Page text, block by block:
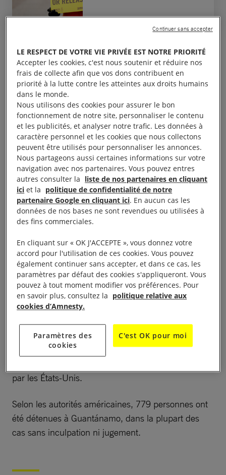
Les conditions de
détention
Les détenus sont coupés de tout contact extérieur et
leurs familles restent sans aucune nouvelle de leurs
proches. Les prisonniers y sont maintenus en
isolement prolongé dans des conditions inhumaines
et dégradantes, sans qu’aucune charge ne soit
retenue contre eux, sans procès équitables et
soumis à des interrogatoires utilisant le plus souvent
des techniques assimilables à de la torture. Les
suicides, les morts, les grèves de la faim se
multiplient alors.
Guantánamo s’est très vite érigée en zone de non
droit. Tous les détenus ont subi des mauvais
traitements ou des tortures (privation de sommeil,
extrêmes…). Les techniques d’interrogatoire et les
conditions de détention des prisonniers aux mains
par les États-Unis.
Selon les autorités américaines, 779 personnes ont
été détenues à Guantánamo, dans la plupart des
cas sans inculpation ni jugement.
LE RESPECT DE VOTRE VIE PRIVÉE EST NOTRE PRIORITÉ
Accepter les cookies, c'est nous soutenir et réduire nos
frais de collecte afin que vos dons contribuent en
priorité à la lutte contre les atteintes aux droits humains
dans le monde.
Nous utilisons des cookies pour assurer le bon
fonctionnement de notre site, personnaliser le contenu
et les publicités, et analyser notre trafic. Les données à
caractère personnel et les cookies que nous collectons
peuvent être utilisés pour personnaliser les annonces.
Nous partageons aussi certaines informations sur votre
navigation avec nos partenaires. Vous pouvez entres
autres consulter la liste de nos partenaires en cliquant
ici et la politique de confidentialité de notre
partenaire Google en cliquant ici. En aucun cas les
données de nos bases ne sont revendues ou utilisées à
des fins commerciales.
En cliquant sur « OK J'ACCEPTE », vous donnez votre
accord pour l'utilisation de ces cookies. Vous pouvez
également continuer sans accepter, et dans ce cas, les
paramètres par défaut des cookies s'appliqueront. Vous
pouvez à tout moment modifier vos préférences. Pour
en savoir plus, consultez la politique relative aux
cookies d’Amnesty.
Paramètres des
cookies
C'est OK pour moi
Continuer sans accepter